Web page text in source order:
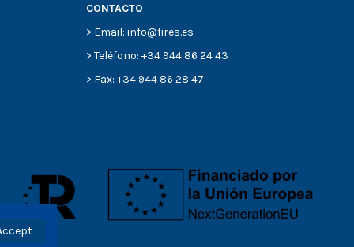
CONTACTO
> Email: info@fires.es
> Teléfono: +34 944 86 24 43
> Fax: +34 944 86 28 47